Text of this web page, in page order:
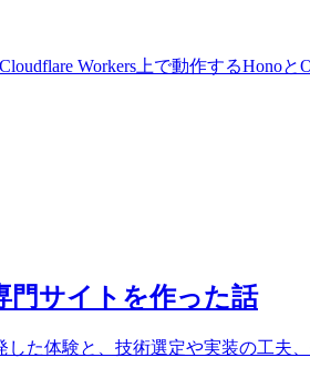
Workers上で動作するHonoと
門サイトを作った話
た体験と、技術選定や実装の工夫